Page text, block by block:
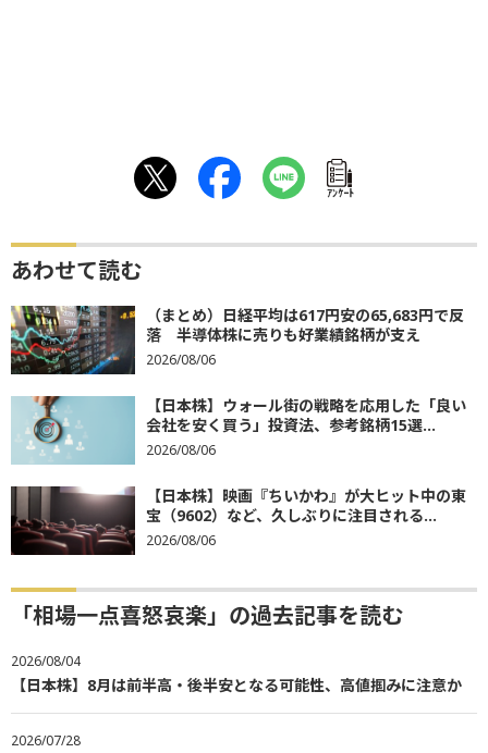
ｱﾝｹｰﾄ
あわせて読む
（まとめ）日経平均は617円安の65,683円で反
落 半導体株に売りも好業績銘柄が支え
2026/08/06
【日本株】ウォール街の戦略を応用した「良い
会社を安く買う」投資法、参考銘柄15選...
2026/08/06
【日本株】映画『ちいかわ』が大ヒット中の東
宝（9602）など、久しぶりに注目される...
2026/08/06
「相場一点喜怒哀楽」の過去記事を読む
2026/08/04
【日本株】8月は前半高・後半安となる可能性、高値掴みに注意か
2026/07/28